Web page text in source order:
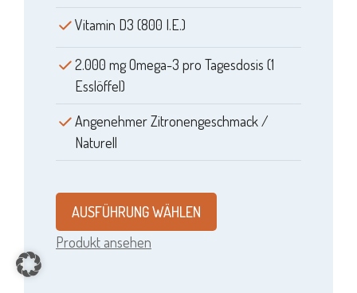
Vitamin D3 (800 I.E.)
2.000 mg Omega-3 pro Tagesdosis (1
Esslöffel)
Angenehmer Zitronengeschmack /
Naturell
AUSFÜHRUNG WÄHLEN
Produkt ansehen
Item added to cart.
0 items -